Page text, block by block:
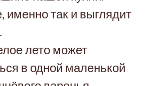
именно так и выглядит
лето может
в одной маленькой